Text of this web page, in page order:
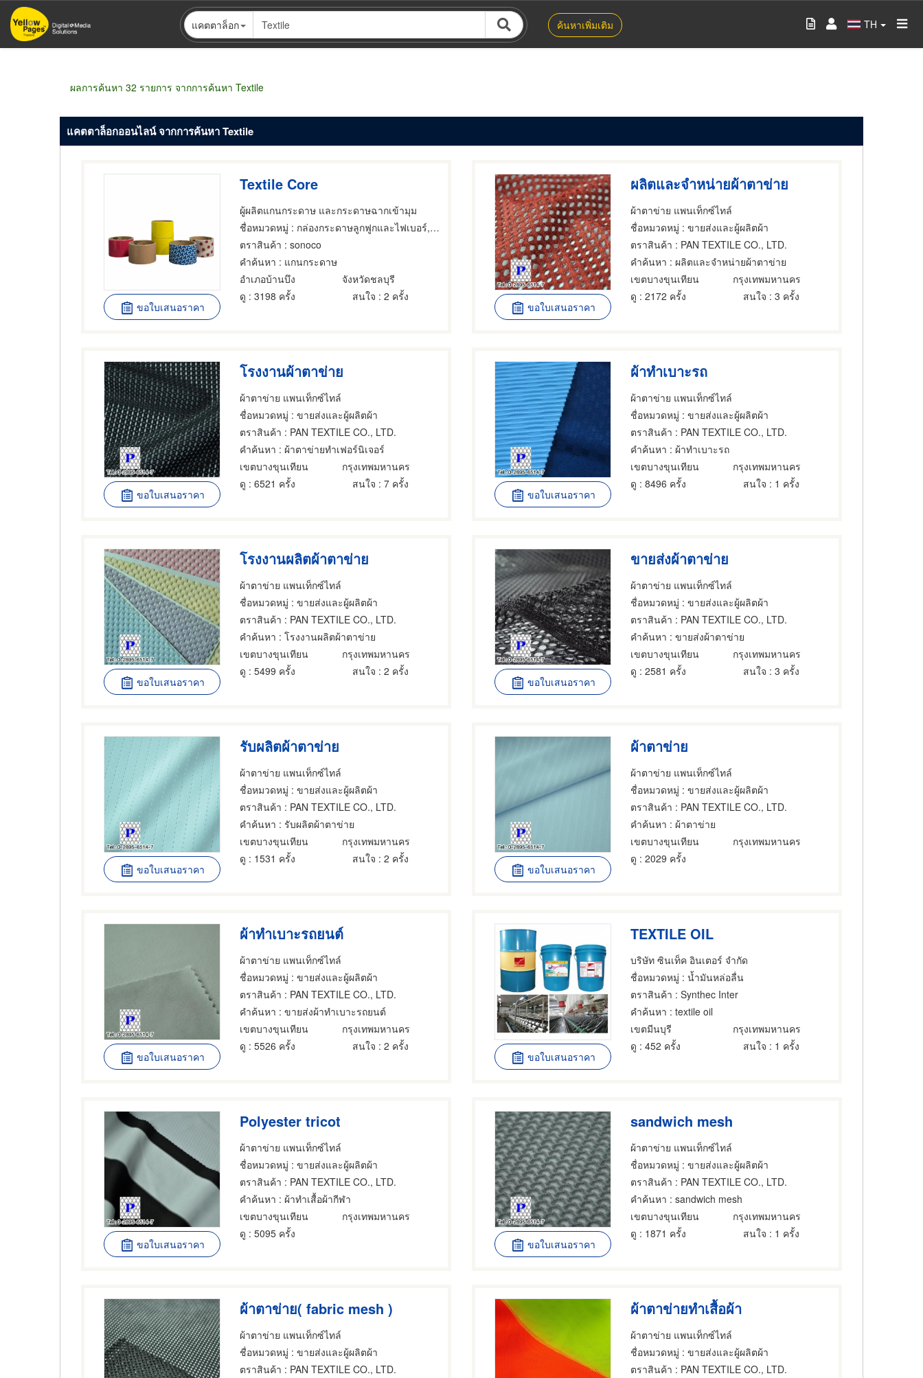
ข้าม
ไป
แคตตาล็อก ค้นหาเพิ่มเติม TH
ผลการค้นหา 32 รายการ จากการค้นหา Textile
แคตตาล็อกออนไลน์ จากการค้นหา Textile
ขอใบเสนอราคา
Textile Core
ผู้ผลิตแกนกระดาษ และกระดาษฉากเข้ามุม
ชื่อหมวดหมู่ : กล่องกระดาษลูกฟูกและไฟเบอร์,ผู้ผลิตและจำหน่ายวัตถุดิบสิ่งทอ,หลอดและแกนม้วนกระดาษ
ตราสินค้า : sonoco
คำค้นหา : แกนกระดาษ
อำเภอบ้านบึง
จังหวัดชลบุรี
ดู : 3198 ครั้ง สนใจ : 2 ครั้ง
ขอใบเสนอราคา
ผลิตและจำหน่ายผ้าตาข่าย
ผ้าตาข่าย แพนเท็กซ์ไทล์
ชื่อหมวดหมู่ : ขายส่งและผู้ผลิตผ้า
ตราสินค้า : PAN TEXTILE CO., LTD.
คำค้นหา : ผลิตและจำหน่ายผ้าตาข่าย
เขตบางขุนเทียน
กรุงเทพมหานคร
ดู : 2172 ครั้ง สนใจ : 3 ครั้ง
ขอใบเสนอราคา
โรงงานผ้าตาข่าย
ผ้าตาข่าย แพนเท็กซ์ไทล์
ชื่อหมวดหมู่ : ขายส่งและผู้ผลิตผ้า
ตราสินค้า : PAN TEXTILE CO., LTD.
คำค้นหา : ผ้าตาข่ายทำเฟอร์นิเจอร์
เขตบางขุนเทียน
กรุงเทพมหานคร
ดู : 6521 ครั้ง สนใจ : 7 ครั้ง
ขอใบเสนอราคา
ผ้าทำเบาะรถ
ผ้าตาข่าย แพนเท็กซ์ไทล์
ชื่อหมวดหมู่ : ขายส่งและผู้ผลิตผ้า
ตราสินค้า : PAN TEXTILE CO., LTD.
คำค้นหา : ผ้าทำเบาะรถ
เขตบางขุนเทียน
กรุงเทพมหานคร
ดู : 8496 ครั้ง สนใจ : 1 ครั้ง
ขอใบเสนอราคา
โรงงานผลิตผ้าตาข่าย
ผ้าตาข่าย แพนเท็กซ์ไทล์
ชื่อหมวดหมู่ : ขายส่งและผู้ผลิตผ้า
ตราสินค้า : PAN TEXTILE CO., LTD.
คำค้นหา : โรงงานผลิตผ้าตาข่าย
เขตบางขุนเทียน
กรุงเทพมหานคร
ดู : 5499 ครั้ง สนใจ : 2 ครั้ง
ขอใบเสนอราคา
ขายส่งผ้าตาข่าย
ผ้าตาข่าย แพนเท็กซ์ไทล์
ชื่อหมวดหมู่ : ขายส่งและผู้ผลิตผ้า
ตราสินค้า : PAN TEXTILE CO., LTD.
คำค้นหา : ขายส่งผ้าตาข่าย
เขตบางขุนเทียน
กรุงเทพมหานคร
ดู : 2581 ครั้ง สนใจ : 3 ครั้ง
ขอใบเสนอราคา
รับผลิตผ้าตาข่าย
ผ้าตาข่าย แพนเท็กซ์ไทล์
ชื่อหมวดหมู่ : ขายส่งและผู้ผลิตผ้า
ตราสินค้า : PAN TEXTILE CO., LTD.
คำค้นหา : รับผลิตผ้าตาข่าย
เขตบางขุนเทียน
กรุงเทพมหานคร
ดู : 1531 ครั้ง สนใจ : 2 ครั้ง
ขอใบเสนอราคา
ผ้าตาข่าย
ผ้าตาข่าย แพนเท็กซ์ไทล์
ชื่อหมวดหมู่ : ขายส่งและผู้ผลิตผ้า
ตราสินค้า : PAN TEXTILE CO., LTD.
คำค้นหา : ผ้าตาข่าย
เขตบางขุนเทียน
กรุงเทพมหานคร
ดู : 2029 ครั้ง
ขอใบเสนอราคา
ผ้าทำเบาะรถยนต์
ผ้าตาข่าย แพนเท็กซ์ไทล์
ชื่อหมวดหมู่ : ขายส่งและผู้ผลิตผ้า
ตราสินค้า : PAN TEXTILE CO., LTD.
คำค้นหา : ขายส่งผ้าทำเบาะรถยนต์
เขตบางขุนเทียน
กรุงเทพมหานคร
ดู : 5526 ครั้ง สนใจ : 2 ครั้ง
ขอใบเสนอราคา
TEXTILE OIL
บริษัท ซินเท็ค อินเตอร์ จำกัด
ชื่อหมวดหมู่ : น้ำมันหล่อลื่น
ตราสินค้า : Synthec Inter
คำค้นหา : textile oil
เขตมีนบุรี
กรุงเทพมหานคร
ดู : 452 ครั้ง สนใจ : 1 ครั้ง
ขอใบเสนอราคา
Polyester tricot
ผ้าตาข่าย แพนเท็กซ์ไทล์
ชื่อหมวดหมู่ : ขายส่งและผู้ผลิตผ้า
ตราสินค้า : PAN TEXTILE CO., LTD.
คำค้นหา : ผ้าทำเสื้อผ้ากีฬา
เขตบางขุนเทียน
กรุงเทพมหานคร
ดู : 5095 ครั้ง
ขอใบเสนอราคา
sandwich mesh
ผ้าตาข่าย แพนเท็กซ์ไทล์
ชื่อหมวดหมู่ : ขายส่งและผู้ผลิตผ้า
ตราสินค้า : PAN TEXTILE CO., LTD.
คำค้นหา : sandwich mesh
เขตบางขุนเทียน
กรุงเทพมหานคร
ดู : 1871 ครั้ง สนใจ : 1 ครั้ง
ผ้าตาข่าย( fabric mesh )
ผ้าตาข่าย แพนเท็กซ์ไทล์
ชื่อหมวดหมู่ : ขายส่งและผู้ผลิตผ้า
ตราสินค้า : PAN TEXTILE CO., LTD.
ผ้าตาข่ายทำเสื้อผ้า
ผ้าตาข่าย แพนเท็กซ์ไทล์
ชื่อหมวดหมู่ : ขายส่งและผู้ผลิตผ้า
ตราสินค้า : PAN TEXTILE CO., LTD.